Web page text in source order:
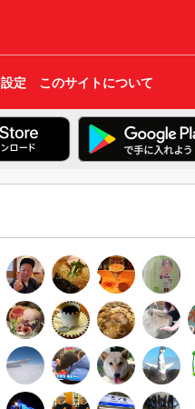
設定 このサイトについて